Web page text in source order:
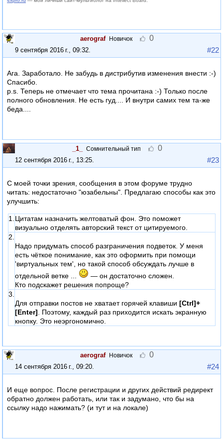
aerograf Новичок 0
9 сентября 2016 г., 09:32 #22
Ага. Заработало. Не забудь в дистрибутив изменения внести :-)
Спасибо.
p.s. Теперь не отмечает что тема прочитана :-) Только после
полного обновления. Не есть гуд.... И внутри самих тем та-же
беда....
_1_ Сомнительный тип 0
12 сентября 2016 г., 13:25. #23
С моей точки зрения, сообщения в этом форуме трудно
читать: недостаточно "юзабельны". Предлагаю способы как это
улучшить:
1.Цитатам назначить желтоватый фон. Это поможет
визуально отделять авторский текст от цитируемого.
2.
Надо придумать способ разграничения подветок. У меня
есть чёткое понимание, как это оформить при помощи
'виртуальных тем', но такой способ обсуждать лучше в
отдельной ветке ...
— он достаточно сложен.
Кто подскажет решения попроще?
3.
Для отправки постов не хватает горячей клавиши [Ctrl]+
[Enter]. Поэтому, каждый раз приходится искать экранную
кнопку. Это неэргономично.
aerograf Новичок 0
14 сентября 2016 г., 09:20. #24
И еще вопрос. После регистрации и других действий редирект
обратно должен работать, или так и задумано, что бы на
ссылку надо нажимать? (и тут и на локале)